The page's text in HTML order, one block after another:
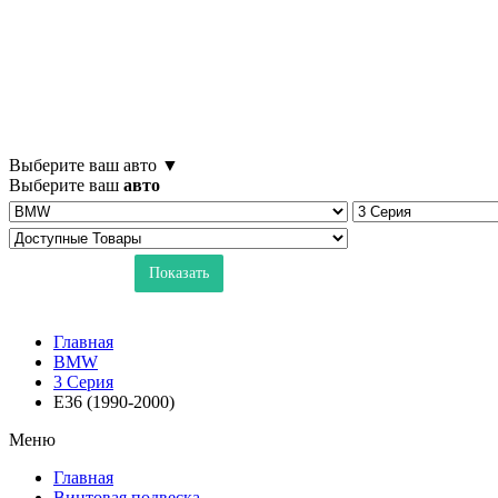
Выберите ваш авто ▼
Выберите ваш авто
Показать
Главная
BMW
3 Серия
E36 (1990-2000)
Меню
Главная